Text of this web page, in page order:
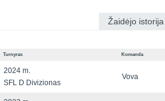
Žaidėjo istorija
Turnyras Komanda
2024 m.
SFL D Divizionas
Vova